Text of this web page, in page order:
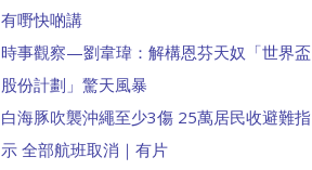
有嘢快啲講
時事觀察—劉韋瑋：解構恩芬天奴「世界盃
股份計劃」驚天風暴
白海豚吹襲沖繩至少3傷 25萬居民收避難指
示 全部航班取消｜有片